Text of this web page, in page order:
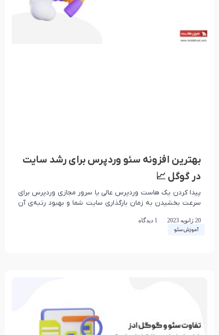
آموزش سئو
بهترین افزونه‌ سئو وردپرس برای رشد سایت
در گوگل 📈
پیدا کردن یک هاست وردپرس عالی یا سرور مجازی وردپرس برای
سرعت بخشیدن به زمان بارگذاری سایت شما و بهبود رتبه‌ی آن
20 ژانویه 2023